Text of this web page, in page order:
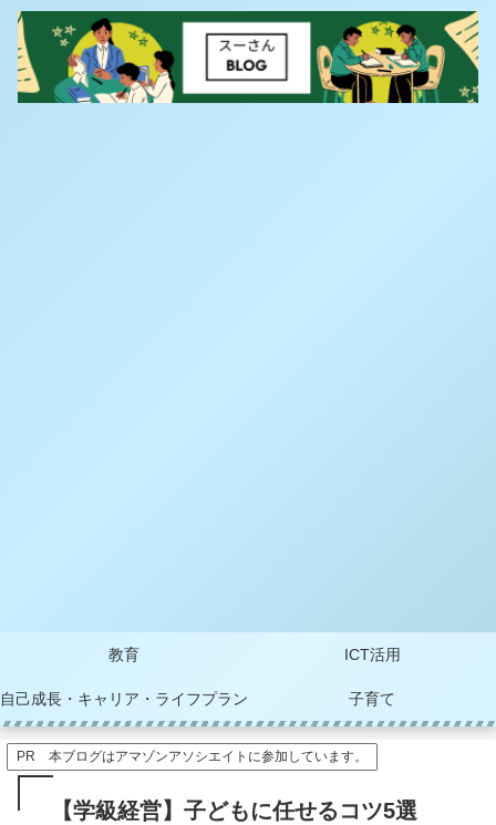
教育 ICT活用
自己成長・キャリア・ライフプラン 子育て
PR 本ブログはアマゾンアソシエイトに参加しています。
【学級経営】子どもに任せるコツ5選